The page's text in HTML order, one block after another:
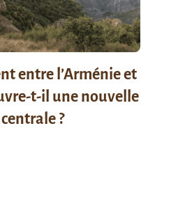
entre l’Arménie et
t-il une nouvelle
?